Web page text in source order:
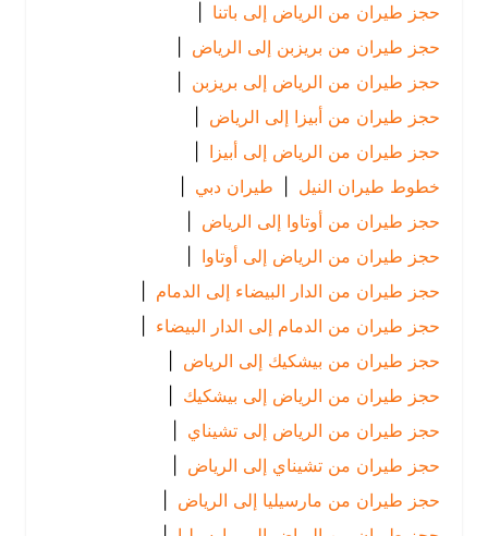
حجز طيران من الرياض إلى باتنا |
حجز طيران من بريزبن إلى الرياض
|
حجز طيران من الرياض إلى بريزبن |
حجز طيران من أبيزا إلى الرياض
|
حجز طيران من الرياض إلى أبيزا
خطوط طيران النيل | طيران دبي |
حجز طيران من أوتاوا إلى الرياض
|
حجز طيران من الرياض إلى أوتاوا |
حجز طيران من الدار البيضاء إلى الدمام
|
حجز طيران من الدمام إلى الدار البيضاء |
حجز طيران من بيشكيك إلى الرياض
|
حجز طيران من الرياض إلى بيشكيك |
حجز طيران من الرياض إلى تشيناي |
حجز طيران من تشيناي إلى الرياض
|
حجز طيران من مارسيليا إلى الرياض
|